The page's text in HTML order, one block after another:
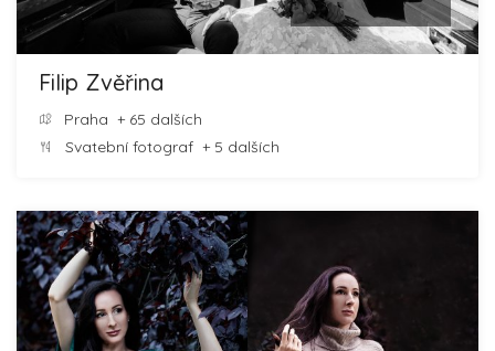
Filip Zvěřina
Praha + 65 dalších
Svatební fotograf + 5 dalších